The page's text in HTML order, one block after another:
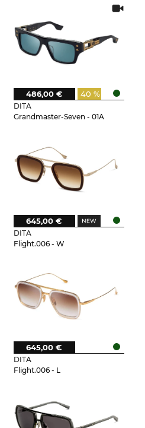
DITA
Grandmaster-Seven - 01A
40 %
486,00 €
DITA
Flight.006 - W
645,00 €
DITA
Flight.006 - L
645,00 €